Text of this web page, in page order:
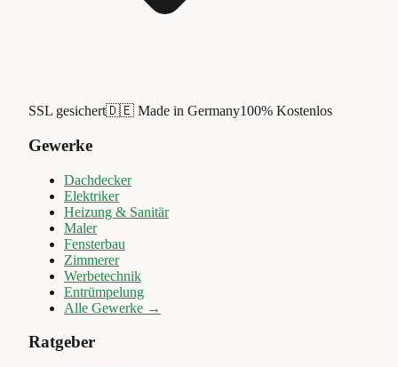
SSL gesichert🇩🇪 Made in Germany100% Kostenlos
Gewerke
Dachdecker
Elektriker
Heizung & Sanitär
Maler
Fensterbau
Zimmerer
Werbetechnik
Entrümpelung
Alle Gewerke →
Ratgeber